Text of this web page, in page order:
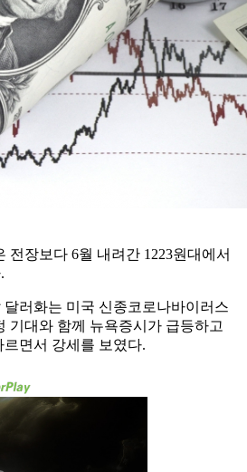
전장보다 6월 내려간 1223원대에서
러화는 미국 신종코로나바이러스
기대와 함께 뉴욕증시가 급등하고
면서 강세를 보였다.